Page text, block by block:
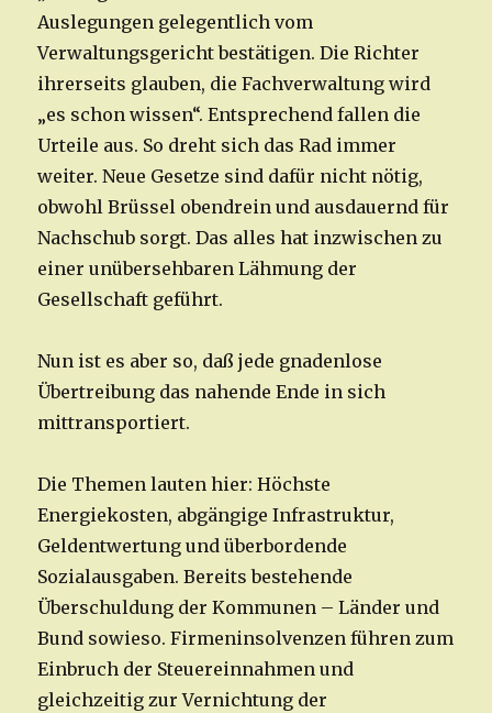
Auslegungen gelegentlich vom
Verwaltungsgericht bestätigen. Die Richter
ihrerseits glauben, die Fachverwaltung wird
„es schon wissen“. Entsprechend fallen die
Urteile aus. So dreht sich das Rad immer
weiter. Neue Gesetze sind dafür nicht nötig,
obwohl Brüssel obendrein und ausdauernd für
Nachschub sorgt. Das alles hat inzwischen zu
einer unübersehbaren Lähmung der
Gesellschaft geführt.
Nun ist es aber so, daß jede gnadenlose
Übertreibung das nahende Ende in sich
mittransportiert.
Die Themen lauten hier: Höchste
Energiekosten, abgängige Infrastruktur,
Geldentwertung und überbordende
Sozialausgaben. Bereits bestehende
Überschuldung der Kommunen – Länder und
Bund sowieso. Firmeninsolvenzen führen zum
Einbruch der Steuereinnahmen und
gleichzeitig zur Vernichtung der